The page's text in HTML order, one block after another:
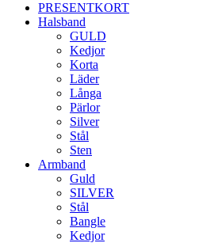
PRESENTKORT
Halsband
GULD
Kedjor
Korta
Läder
Långa
Pärlor
Silver
Stål
Sten
Armband
Guld
SILVER
Stål
Bangle
Kedjor